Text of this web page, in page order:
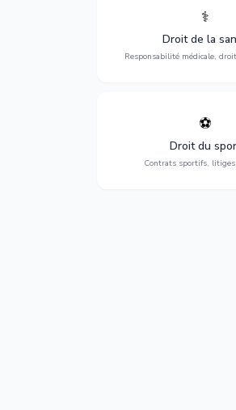
⚕️
Droit de la
Responsabilité médicale,
Défense de vos droits
médicales, responsabilité
et
⚽
Droit du
Contrats sportifs,
Expertise en droit sportif
sportifs, transferts,
contentieux.